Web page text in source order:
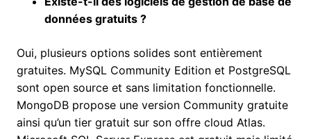
données gratuits ?
Oui, plusieurs options solides sont entièrement
gratuites. MySQL Community Edition et PostgreSQL
sont open source et sans limitation fonctionnelle.
MongoDB propose une version Community gratuite
ainsi qu’un tier gratuit sur son offre cloud Atlas.